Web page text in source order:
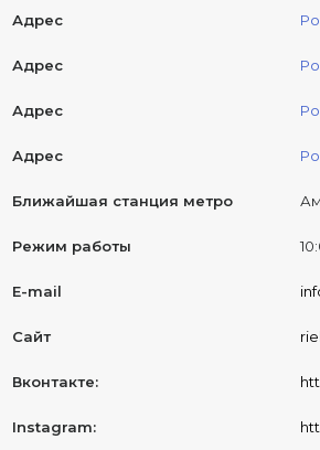
Адрес
Адрес
Адрес
Адрес
Ближайшая станция метро
Режим работы
E-mail
Сайт
Вконтакте:
Instagram: